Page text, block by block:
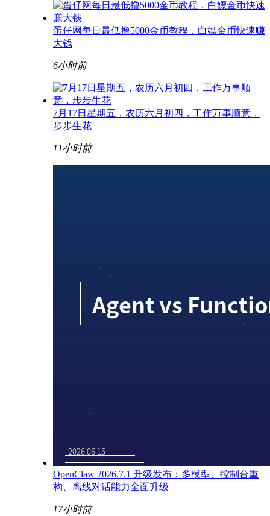
蛋仔网每日最低撸5000金币教程，白嫖金币快速赚
大钱
6小时前
7月17日星期五，农历六月初四，工作万事顺意，
步步生花
11小时前
OpenClaw 2026.7.1 升级发布：多模型、控制台重
构、离线对话能力全面升级
17小时前